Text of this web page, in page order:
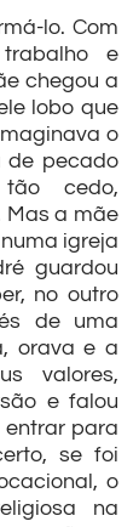
lo. Com
e
chegou a
lobo que
o
de pecado
cedo,
Mas a mãe
igreja
guardou
no outro
de uma
orava e a
valores,
e falou
para
se foi
o
na